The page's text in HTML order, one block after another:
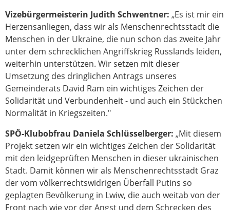
Vizebürgermeisterin Judith Schwentner: „Es ist mir ein
Herzensanliegen, dass wir als Menschenrechtsstadt die
Menschen in der Ukraine, die nun schon das zweite Jahr
unter dem schrecklichen Angriffskrieg Russlands leiden,
weiterhin unterstützen. Wir setzen mit dieser
Umsetzung des dringlichen Antrags unseres
Gemeinderats David Ram ein wichtiges Zeichen der
Solidarität und Verbundenheit - und auch ein Stückchen
Normalität in Kriegszeiten."
SPÖ-Klubobfrau Daniela Schlüsselberger: „Mit diesem
Projekt setzen wir ein wichtiges Zeichen der Solidarität
mit den leidgeprüften Menschen in dieser ukrainischen
Stadt. Damit können wir als Menschenrechtsstadt Graz
der vom völkerrechtswidrigen Überfall Putins so
geplagten Bevölkerung in Lwiw, die auch weitab von der
Front nach wie vor der Angst und dem Schrecken des